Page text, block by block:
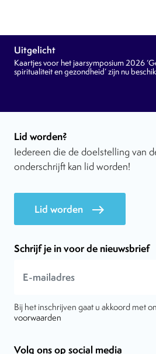
Uitgelicht
Kaartjes voor het jaarsymposium 2026
spiritualiteit en gezondheid’ zijn nu
Lid worden?
Iedereen die de doelstelling van
onderschrijft kan lid worden!
Lid worden east
Schrijf je in voor de nieuwsbrief
Bij het inschrijven gaat u akkoord met
voorwaarden
Volg ons op social media